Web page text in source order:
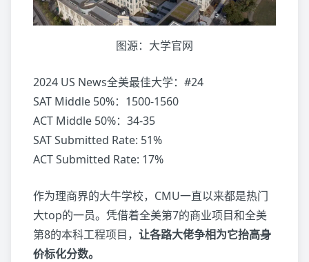
图源：大学官网
2024 US News全美最佳大学：#24
SAT Middle 50%：1500-1560
ACT Middle 50%：34-35
SAT Submitted Rate: 51%
ACT Submitted Rate: 17%
作为理商界的大牛学校，CMU一直以来都是热门
大top的一员。凭借着全美第7的商业项目和全美
第8的本科工程项目， 让各路大佬争相为它抬高身
价标化分数。